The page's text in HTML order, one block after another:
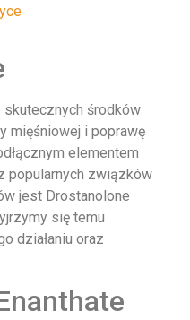
środków
mięśniowej i poprawę
elementem
popularnych związków
jest Drostanolone
się temu
działaniu oraz